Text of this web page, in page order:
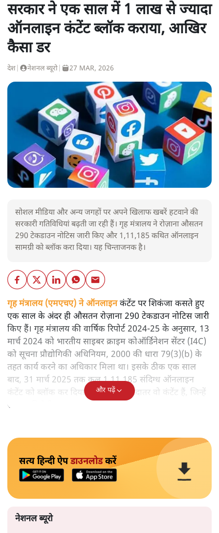
सरकार ने एक साल में 1 लाख से ज्यादा
ऑनलाइन कंटेंट ब्लॉक कराया, आखिर
कैसा डर
देश नेशनल ब्यूरो 27 MAR, 2026
सोशल मीडिया और अन्य जगहों पर अपने खिलाफ खबरें हटवाने की
सरकारी गतिविधियां बढ़ती जा रही हैं। गृह मंत्रालय ने रोज़ाना औसतन
290 टेकडाउन नोटिस जारी किए और 1,11,185 कथित ऑनलाइन
सामग्री को ब्लॉक करा दिया। यह चिन्ताजनक है।
गृह मंत्रालय (एमएचए) ने ऑनलाइनकंटेंट पर शिकंजा कसते हुए
एक साल के अंदर ही औसतन रोज़ाना 290 टेकडाउन नोटिस जारी
किए हैं। गृह मंत्रालय की वार्षिक रिपोर्ट 2024-25 के अनुसार, 13
मार्च 2024 को भारतीय साइबर क्राइम कोऑर्डिनेशन सेंटर (I4C)
को सूचना प्रौद्योगिकी अधिनियम, 2000 की धारा 79(3)(b) के
तहत कार्य करने का अधिकार मिला था। इसके ठीक एक साल
बाद, 31 मार्च 2025 तक कुल 1,11,185 संदिग्ध ऑनलाइन
कंटेंट को ब्लॉक कर दिया गया। इसमें ज्यादातर वो कंटेंट हैं, जिन्हें
सरकार विरोधी माना जाता है।
और पढ़ें
सत्य हिन्दी ऐपडाउनलोडकरें
नेशनल ब्यूरो